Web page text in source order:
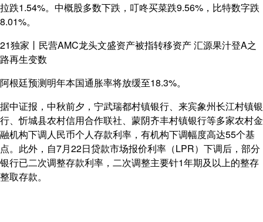
拉跌1.54%。中概股多数下跌，叮咚买菜跌9.56%，比特数字跌
8.01%。
21独家丨民营AMC龙头文盛资产被指转移资产 汇源果汁登A之
路再生变数
阿根廷预测明年本国通胀率将放缓至18.3%。
据中证报，中秋前夕，宁武瑞都村镇银行、来宾象州长江村镇银
行、忻城县农村信用合作联社、蒙阴齐丰村镇银行等多家农村金
融机构下调人民币个人存款利率，有机构下调幅度高达55个基
点。此外，自7月22日贷款市场报价利率（LPR）下调后，部分
银行已二次调整存款利率，二次调整主要针1年期及以上的整存
整取存款。